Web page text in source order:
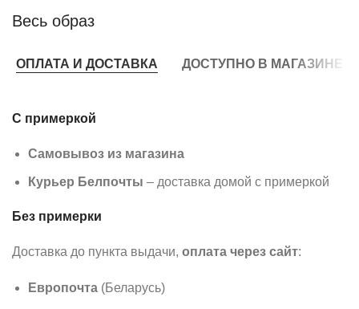
Весь образ
ОПЛАТА И ДОСТАВКА ДОСТУПНО В МАГАЗИНЕ
С примеркой
Самовывоз из магазина
Курьер Белпочты – доставка домой с примеркой
Без примерки
Доставка до пункта выдачи, оплата через сайт:
Европочта (Беларусь)